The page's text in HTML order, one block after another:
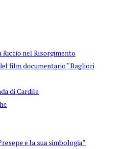
Riccio nel Risorgimento
film documentario “Bagliori
di Cardile
e la sua simbologia”